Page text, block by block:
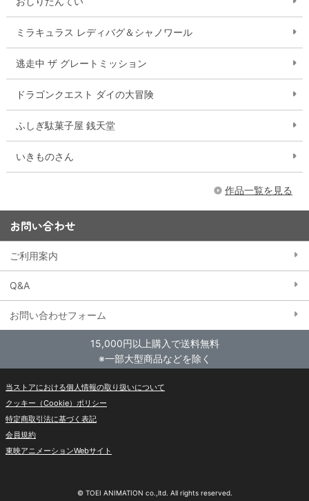
ミラキュラス レディバグ＆シャノワール
逃走中 ザ グレートミッション
ドラゴンクエスト ダイの大冒険
ふしぎ駄菓子屋 銭天堂
いきものさん
作品一覧を見る
お問い合わせ
ご利用案内
Q&A
お問い合わせフォーム
15,000円以上購入で送料無料
※一部大型商品などを除く
当ストアにおける個人情報の取り扱いについて
クッキー（Cookie）ポリシー
特定商取引法に基づく表記
会員規約
東映アニメーションWebサイト
© TOEI ANIMATION co.,ltd. All rights reserved.